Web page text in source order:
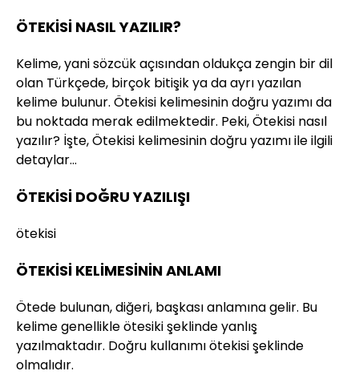
ÖTEKİSİ NASIL YAZILIR?
Kelime, yani sözcük açısından oldukça zengin bir dil
olan Türkçede, birçok bitişik ya da ayrı yazılan
kelime bulunur. Ötekisi kelimesinin doğru yazımı da
bu noktada merak edilmektedir. Peki, Ötekisi nasıl
yazılır? İşte, Ötekisi kelimesinin doğru yazımı ile ilgili
detaylar…
ÖTEKİSİ DOĞRU YAZILIŞI
ötekisi
ÖTEKİSİ KELİMESİNİN ANLAMI
Ötede bulunan, diğeri, başkası anlamına gelir. Bu
kelime genellikle ötesiki şeklinde yanlış
yazılmaktadır. Doğru kullanımı ötekisi şeklinde
olmalıdır.